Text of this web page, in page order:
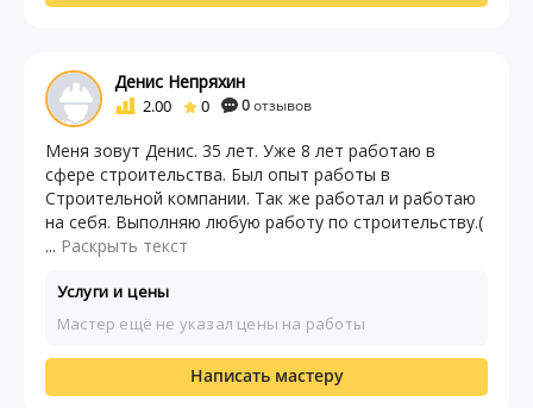
Денис Непряхин
2.00 0 0отзывов
Меня зовут Денис. 35 лет. Уже 8 лет работаю в
сфере строительства. Был опыт работы в
Строительной компании. Так же работал и работаю
на себя. Выполняю любую работу по строительству.(
... Раскрыть текст
Услуги и цены
Мастер ещё не указал цены на работы
Написать мастеру